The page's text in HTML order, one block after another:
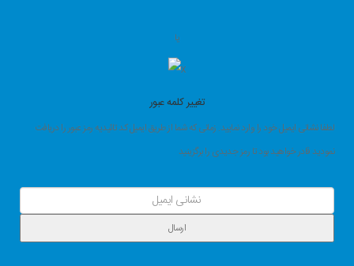
یا
تغییر کلمه عبور
لطفا نشانی ایمیل خود را وارد نمایید. زمانی که شما از طریق ایمیل کد تائیدیه رمز عبور را دریافت
نمودید قادر خواهید بود تا رمز جدیدی را برگزینید
ارسال